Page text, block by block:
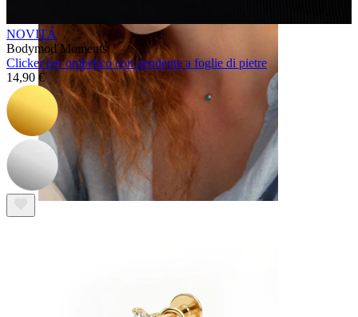
NOVITÁ
Bodymod Moments
Clicker per ombelico con pendente a foglie di pietre
14,90 €